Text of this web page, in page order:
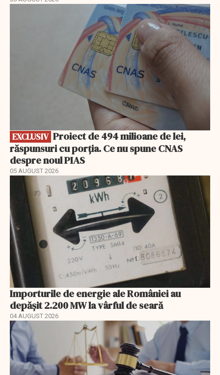
EXCLUSIV
răspunsuri cu porția. Ce nu spune CNAS
despre noul PIAS
05 AUGUST 2026
Importurile de energie ale României au
depășit 2.200 MW la vârful de seară
04 AUGUST 2026